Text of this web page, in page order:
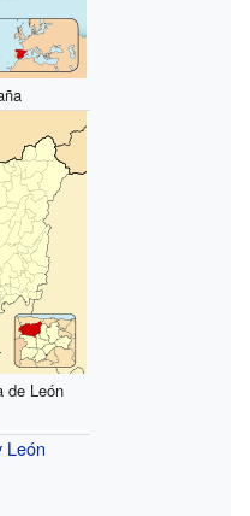
de León
León